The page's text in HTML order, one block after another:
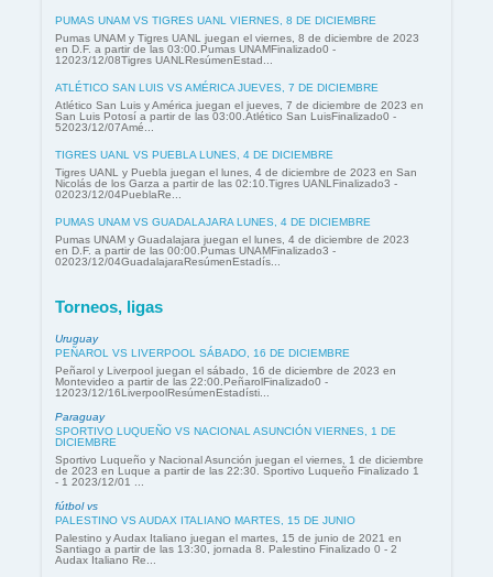
PUMAS UNAM VS TIGRES UANL VIERNES, 8 DE DICIEMBRE
Pumas UNAM y Tigres UANL juegan el viernes, 8 de diciembre de 2023
en D.F. a partir de las 03:00.Pumas UNAMFinalizado0 -
12023/12/08Tigres UANLResúmenEstad...
ATLÉTICO SAN LUIS VS AMÉRICA JUEVES, 7 DE DICIEMBRE
Atlético San Luis y América juegan el jueves, 7 de diciembre de 2023 en
San Luis Potosí a partir de las 03:00.Atlético San LuisFinalizado0 -
52023/12/07Amé...
TIGRES UANL VS PUEBLA LUNES, 4 DE DICIEMBRE
Tigres UANL y Puebla juegan el lunes, 4 de diciembre de 2023 en San
Nicolás de los Garza a partir de las 02:10.Tigres UANLFinalizado3 -
02023/12/04PueblaRe...
PUMAS UNAM VS GUADALAJARA LUNES, 4 DE DICIEMBRE
Pumas UNAM y Guadalajara juegan el lunes, 4 de diciembre de 2023
en D.F. a partir de las 00:00.Pumas UNAMFinalizado3 -
02023/12/04GuadalajaraResúmenEstadís...
Torneos, ligas
Uruguay
PEÑAROL VS LIVERPOOL SÁBADO, 16 DE DICIEMBRE
Peñarol y Liverpool juegan el sábado, 16 de diciembre de 2023 en
Montevideo a partir de las 22:00.PeñarolFinalizado0 -
12023/12/16LiverpoolResúmenEstadísti...
Paraguay
SPORTIVO LUQUEÑO VS NACIONAL ASUNCIÓN VIERNES, 1 DE
DICIEMBRE
Sportivo Luqueño y Nacional Asunción juegan el viernes, 1 de diciembre
de 2023 en Luque a partir de las 22:30. Sportivo Luqueño Finalizado 1
- 1 2023/12/01 ...
fútbol vs
PALESTINO VS AUDAX ITALIANO MARTES, 15 DE JUNIO
Palestino y Audax Italiano juegan el martes, 15 de junio de 2021 en
Santiago a partir de las 13:30, jornada 8. Palestino Finalizado 0 - 2
Audax Italiano Re...